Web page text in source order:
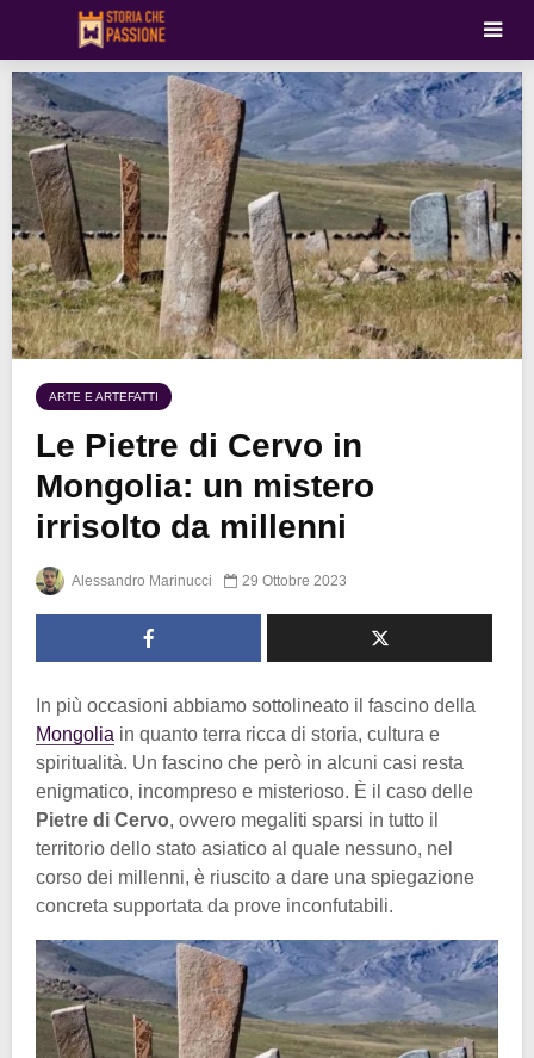
ARTE E ARTEFATTI
Le Pietre di Cervo in
Mongolia: un mistero
irrisolto da millenni
Alessandro Marinucci 29 Ottobre 2023
In più occasioni abbiamo sottolineato il fascino della
Mongolia in quanto terra ricca di storia, cultura e
spiritualità. Un fascino che però in alcuni casi resta
enigmatico, incompreso e misterioso. È il caso delle
Pietre di Cervo, ovvero megaliti sparsi in tutto il
territorio dello stato asiatico al quale nessuno, nel
corso dei millenni, è riuscito a dare una spiegazione
concreta supportata da prove inconfutabili.